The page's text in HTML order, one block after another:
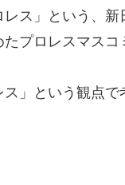
ス」という、
プロレスマス
」という観点